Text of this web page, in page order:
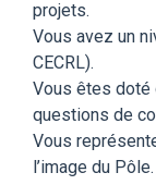
projets.
Vous avez un
CECRL).
Vous êtes doté
questions de
Vous
l’image du Pôle.